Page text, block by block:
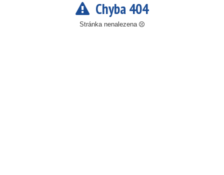
Chyba 404
Stránka nenalezena